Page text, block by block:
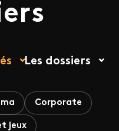
Les dossiers
Corporate
jeux